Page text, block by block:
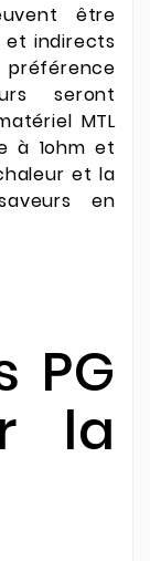
être
et indirects
seront
MTL
à 1ohm et
et la
en
PG
la